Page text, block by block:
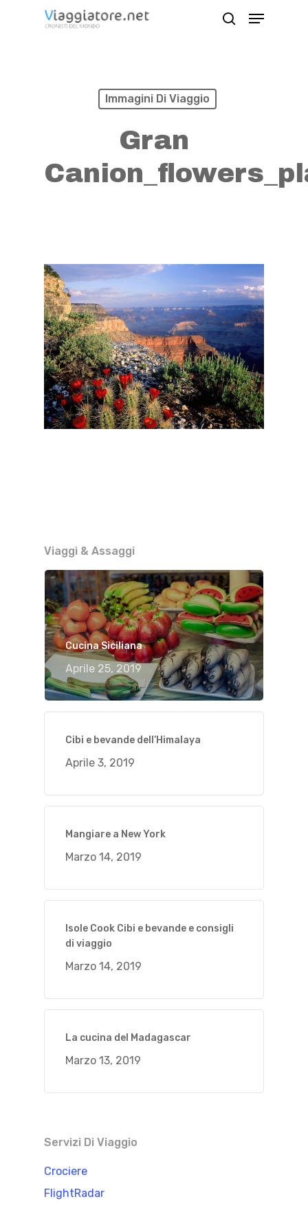
Menu
Immagini Di Viaggio
Gran
Viaggi & Assaggi
Cucina Siciliana
Aprile 25, 2019
Cibi e bevande dell’Himalaya
Aprile 3, 2019
Mangiare a New York
Marzo 14, 2019
Isole Cook Cibi e bevande e consigli
di viaggio
Marzo 14, 2019
La cucina del Madagascar
Marzo 13, 2019
Servizi Di Viaggio
Crociere
FlightRadar